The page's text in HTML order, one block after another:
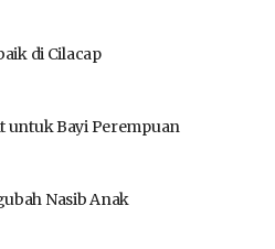
di Cilacap
untuk Bayi Perempuan
Nasib Anak